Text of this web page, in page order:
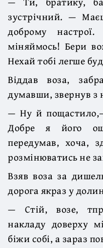
зустрічний. —
доброму
міняймось! Бери
Нехай тобі легше
Віддав воза,
думавши, звернув з
— Ну й
Добре я його
передумав, хоча,
розмінюватись не
Взяв воза за
дорога якраз у
— Стій, возе,
накладу доверху
біжи собі, а зараз